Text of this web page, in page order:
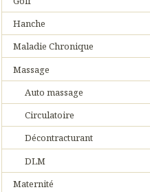
Hanche
Maladie Chronique
Massage
Auto massage
Circulatoire
Décontracturant
DLM
Maternité